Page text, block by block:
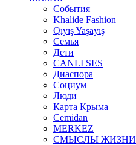
События
Khalide Fashion
Qıyış Yaşayış
Семья
Дети
CANLI SES
Диаспора
Социум
Люди
Карта Крыма
Cemidan
МERKEZ
СМЫСЛЫ ЖИЗНИ